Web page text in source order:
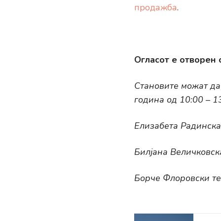
продажба.
Огласот е
Становите можат
година од 10:00 –
Елизабета
Билјана
Борче Флоровски